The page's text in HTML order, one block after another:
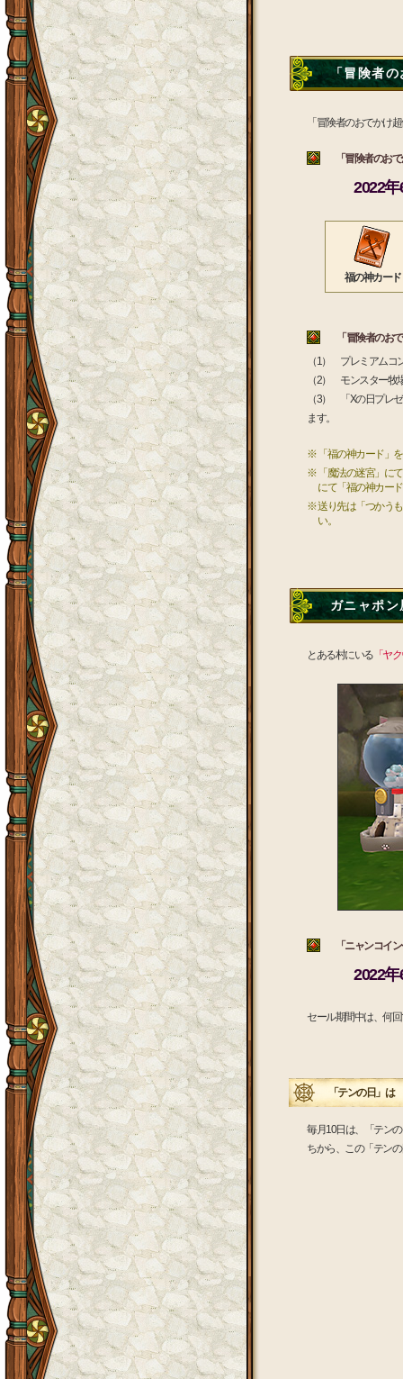
「冒険者の
「冒険者のおでかけ
「冒険者のおで
2022
福の神カード
「冒険者のおで
（1） プレミアムコ
（2） モンスター牧
（3） 「Xの日プレ
ます。
※ 「福の神カード」
※ 「魔法の迷宮」に
にて「福の神カー
※ 送り先は「つかう
い。
ガニャポン
とある村にいる「ヤ
「ニャンコイン
2022
セール期間中は、何
「テンの日」は
毎月10日は、「テン
ちから、この「テン